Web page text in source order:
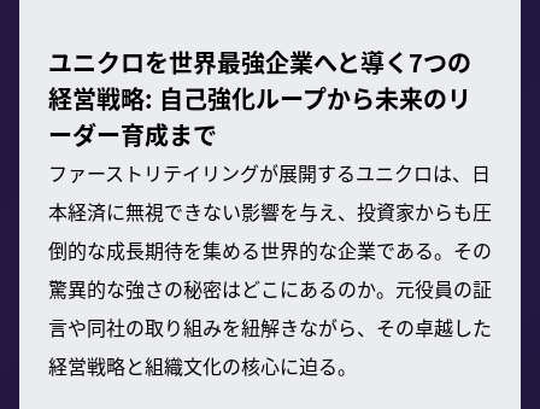
ユニクロを世界最強企業へと導く7つの
経営戦略: 自己強化ループから未来のリ
ーダー育成まで
ファーストリテイリングが展開するユニクロは、日
本経済に無視できない影響を与え、投資家からも圧
倒的な成長期待を集める世界的な企業である。その
驚異的な強さの秘密はどこにあるのか。元役員の証
言や同社の取り組みを紐解きながら、その卓越した
経営戦略と組織文化の核心に迫る。